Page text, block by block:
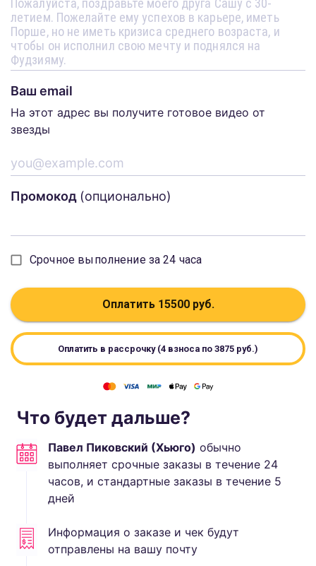
Ваш email
На этот адрес вы получите готовое видео от
звезды
Промокод (опционально)
Срочное выполнение за 24 часа
Оплатить 15500руб.
Оплатить в рассрочку (4 взноса по 3875 руб.)
Что будет дальше?
Павел Пиковский (Хьюго) обычно
выполняет срочные заказы в течение 24
часов, и стандартные заказы в течение 5
дней
Информация о заказе и чек будут
отправлены на вашу почту